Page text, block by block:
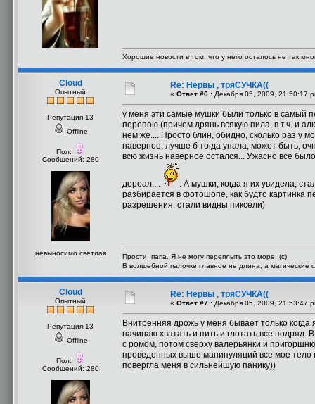
Хорошие новости в том, что у него осталось не так
Cloud
Опытный
Репутация 13
Offline
Пол:
Сообщений: 280
невыносимо светлая
Re: Нервы , тряСУЧКА((
« Ответ #6 : Декабря 05, 2009, 21:50:17
у меня эти самые мушки были только в самый
перепою (причем дрянь всякую пила, в т.ч. и
нем же.... Просто блин, обидно, сколько раз у
наверное, лучше б тогда упала, может быть,
всю жизнь наверное остался... Ужасно все
дереал...:
: А мушки, когда я их увидела,
разбирается в фотошопе, как будто картинка
разрешения, стали видны пиксели)
Прости, папа. Я не могу переплыть это море. (с)
В волшебной палочке главное не длина, а магические
Cloud
Опытный
Репутация 13
Offline
Пол:
Сообщений: 280
Re: Нервы , тряСУЧКА((
« Ответ #7 : Декабря 05, 2009, 21:53:47
Внитренняя дрожь у меня бывает только
начинаю хватать и пить и глотать все подряд.
с ромом, потом сверху валерьянки и
проведенных выше манипуляций все мое тело
повергла меня в сильнейшую панику))